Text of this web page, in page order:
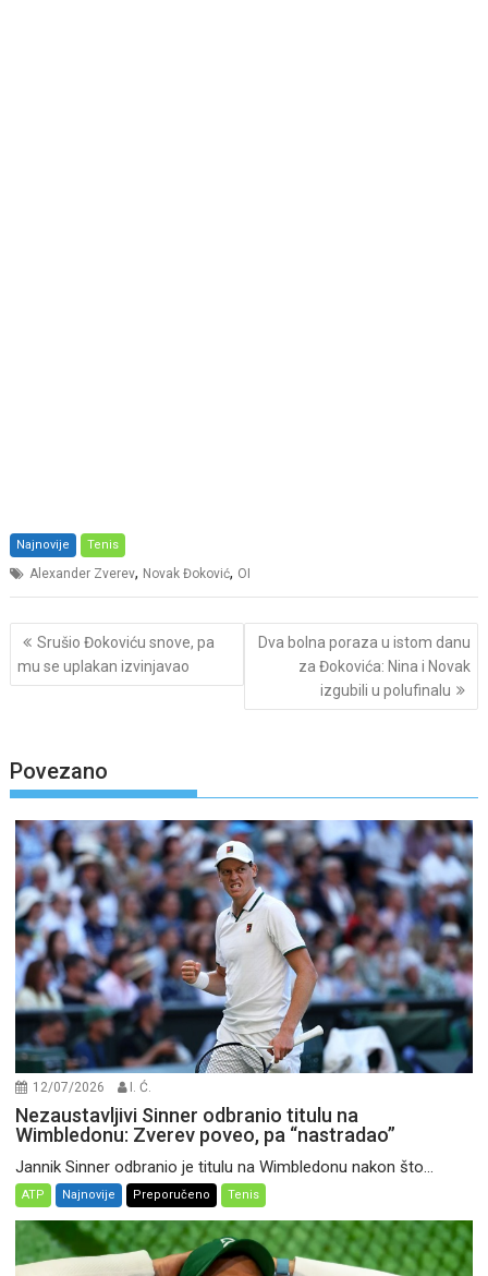
Najnovije Tenis
Alexander Zverev, Novak Đoković, OI
Post
navigation
Srušio Đokoviću snove, pa
mu se uplakan izvinjavao
Dva bolna poraza u istom danu
za Đokovića: Nina i Novak
izgubili u polufinalu
Povezano
12/07/2026 I. Ć.
Nezaustavljivi Sinner odbranio titulu na
Wimbledonu: Zverev poveo, pa “nastradao”
Jannik Sinner odbranio je titulu na Wimbledonu nakon što...
ATP Najnovije Preporučeno Tenis